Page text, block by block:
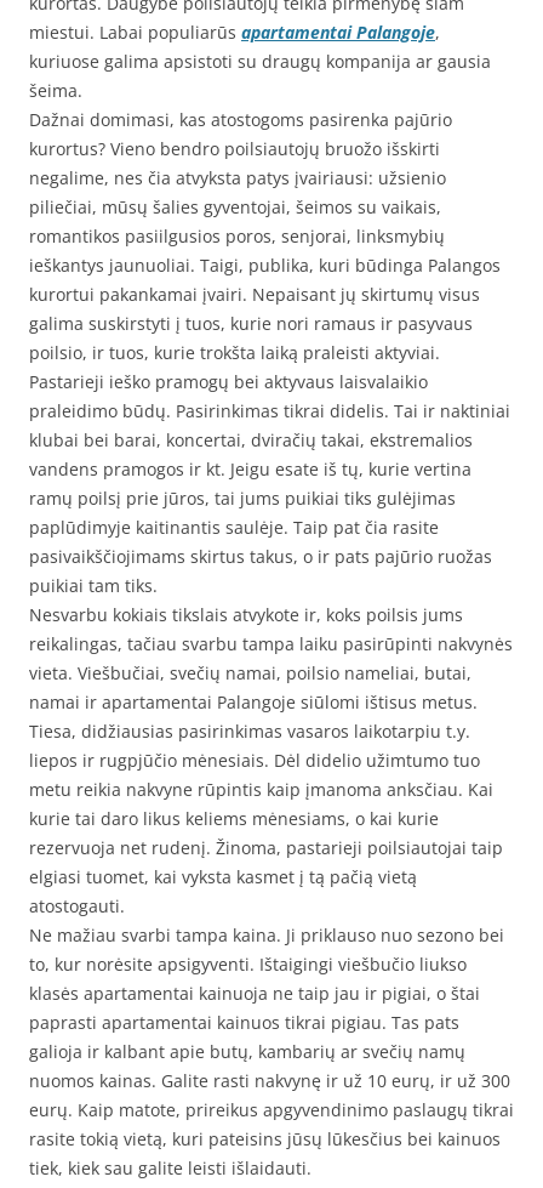
miestui. Labai populiarūs apartamentai Palangoje,
kuriuose galima apsistoti su draugų kompanija ar gausia
šeima.
Dažnai domimasi, kas atostogoms pasirenka pajūrio
kurortus? Vieno bendro poilsiautojų bruožo išskirti
negalime, nes čia atvyksta patys įvairiausi: užsienio
piliečiai, mūsų šalies gyventojai, šeimos su vaikais,
romantikos pasiilgusios poros, senjorai, linksmybių
ieškantys jaunuoliai. Taigi, publika, kuri būdinga Palangos
kurortui pakankamai įvairi. Nepaisant jų skirtumų visus
galima suskirstyti į tuos, kurie nori ramaus ir pasyvaus
poilsio, ir tuos, kurie trokšta laiką praleisti aktyviai.
Pastarieji ieško pramogų bei aktyvaus laisvalaikio
praleidimo būdų. Pasirinkimas tikrai didelis. Tai ir naktiniai
klubai bei barai, koncertai, dviračių takai, ekstremalios
vandens pramogos ir kt. Jeigu esate iš tų, kurie vertina
ramų poilsį prie jūros, tai jums puikiai tiks gulėjimas
paplūdimyje kaitinantis saulėje. Taip pat čia rasite
pasivaikščiojimams skirtus takus, o ir pats pajūrio ruožas
puikiai tam tiks.
Nesvarbu kokiais tikslais atvykote ir, koks poilsis jums
reikalingas, tačiau svarbu tampa laiku pasirūpinti nakvynės
vieta. Viešbučiai, svečių namai, poilsio nameliai, butai,
namai ir apartamentai Palangoje siūlomi ištisus metus.
Tiesa, didžiausias pasirinkimas vasaros laikotarpiu t.y.
liepos ir rugpjūčio mėnesiais. Dėl didelio užimtumo tuo
metu reikia nakvyne rūpintis kaip įmanoma anksčiau. Kai
kurie tai daro likus keliems mėnesiams, o kai kurie
rezervuoja net rudenį. Žinoma, pastarieji poilsiautojai taip
elgiasi tuomet, kai vyksta kasmet į tą pačią vietą
atostogauti.
Ne mažiau svarbi tampa kaina. Ji priklauso nuo sezono bei
to, kur norėsite apsigyventi. Ištaigingi viešbučio liukso
klasės apartamentai kainuoja ne taip jau ir pigiai, o štai
paprasti apartamentai kainuos tikrai pigiau. Tas pats
galioja ir kalbant apie butų, kambarių ar svečių namų
nuomos kainas. Galite rasti nakvynę ir už 10 eurų, ir už 300
eurų. Kaip matote, prireikus apgyvendinimo paslaugų tikrai
rasite tokią vietą, kuri pateisins jūsų lūkesčius bei kainuos
tiek, kiek sau galite leisti išlaidauti.